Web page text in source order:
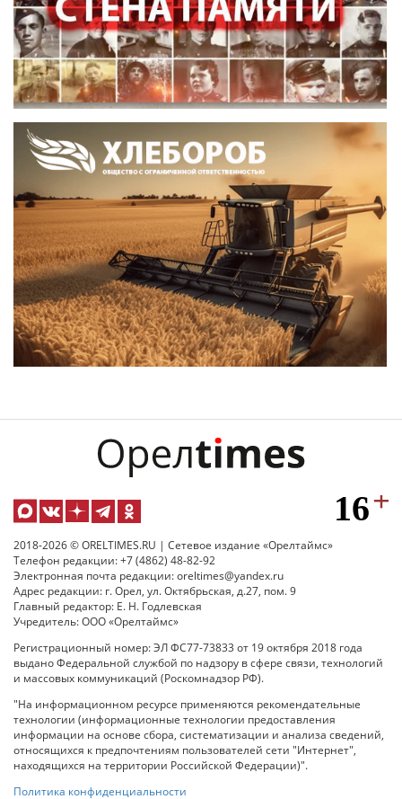
2018-2026 © ORELTIMES.RU | Сетевое издание «Орелтаймс»
Телефон редакции: +7 (4862) 48-82-92
Электронная почта редакции: oreltimes@yandex.ru
Адрес редакции: г. Орел, ул. Октябрьская, д.27, пом. 9
Главный редактор: Е. Н. Годлевская
Учредитель: ООО «Орелтаймс»
Регистрационный номер: ЭЛ ФС77-73833 от 19 октября 2018 года
выдано Федеральной службой по надзору в сфере связи, технологий
и массовых коммуникаций (Роскомнадзор РФ).
"На информационном ресурсе применяются рекомендательные
технологии (информационные технологии предоставления
информации на основе сбора, систематизации и анализа сведений,
относящихся к предпочтениям пользователей сети "Интернет",
находящихся на территории Российской Федерации)".
Политика конфиденциальности